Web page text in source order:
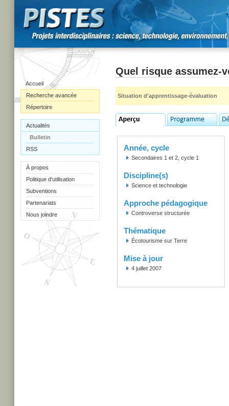
Accueil
Recherche avancée
Répertoire
Actualités
Bulletin
RSS
À propos
Politique d'utilisation
Subventions
Partenariats
Nous joindre
Quel risque assumez-
Situation d'apprentissage-évaluation
Année, cycle
Secondaires 1 et 2, cycle 1
Discipline(s)
Science et technologie
Approche pédagogique
Controverse structurée
Thématique
Écotourisme sur Terre
Mise à jour
4 juillet 2007